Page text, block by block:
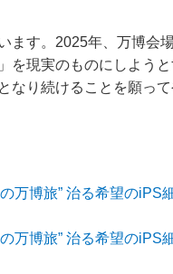
ます。2025年、万博会
を現実のものにしようと
なり続けることを願っ
万博旅” 治る希望のiPS
万博旅” 治る希望のiPS